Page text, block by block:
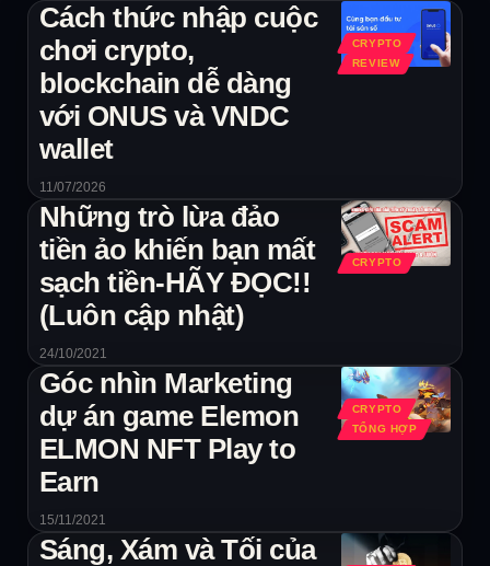
CRYPTO
REVIEW
Cách thức nhập cuộc
chơi crypto,
blockchain dễ dàng
với ONUS và VNDC
wallet
11/07/2026
CRYPTO
Những trò lừa đảo
tiền ảo khiến bạn mất
sạch tiền-HÃY ĐỌC!!
(Luôn cập nhật)
24/10/2021
CRYPTO
TỔNG HỢP
Góc nhìn Marketing
dự án game Elemon
ELMON NFT Play to
Earn
15/11/2021
Sáng, Xám và Tối của